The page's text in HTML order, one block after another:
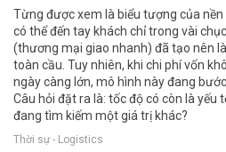
Từng được xem là biểu tượng của
có thể đến tay khách chỉ trong vài
(thương mại giao nhanh) đã tạo nên
toàn cầu. Tuy nhiên, khi chi phí vốn
ngày càng lớn, mô hình này đang
Câu hỏi đặt ra là: tốc độ có còn là yếu
đang tìm kiếm một giá trị khác?
Thời sự - Logistics